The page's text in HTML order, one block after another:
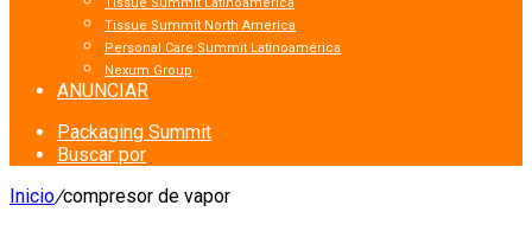
Tissue Summit North America
Personal Care Summit Latinoamérica
Nexum Group
ANUNCIAR
Packaging Summit
Buscar por
Inicio/compresor de vapor